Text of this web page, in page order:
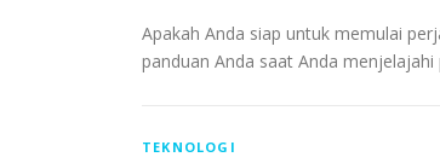
Apakah Anda siap untuk memulai
panduan Anda saat Anda
TEKNOLOGI